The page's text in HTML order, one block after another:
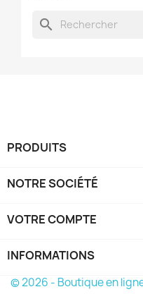
search
PRODUITS
NOTRE SOCIÉTÉ
VOTRE COMPTE
INFORMATIONS
© 2026 - Boutique en